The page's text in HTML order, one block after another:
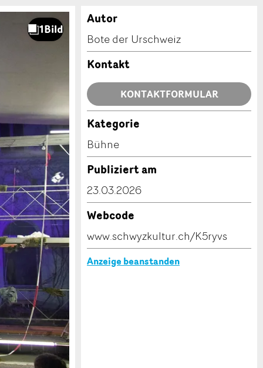
Autor
Bote der Urschweiz
Kontakt
KONTAKTFORMULAR
Kategorie
Bühne
Publiziert am
23.03.2026
Webcode
www.schwyzkultur.ch/K5ryvs
Anzeige beanstanden